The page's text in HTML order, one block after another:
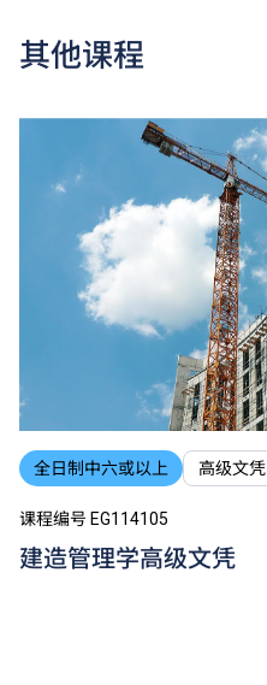
其他课程
全日制中六或以上 高级文凭
课程编号 EG114105
建造管理学高级文凭